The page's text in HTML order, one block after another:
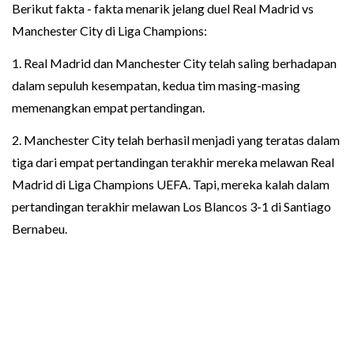
Berikut fakta - fakta menarik jelang duel Real Madrid vs
Manchester City di Liga Champions:
1. Real Madrid dan Manchester City telah saling berhadapan
dalam sepuluh kesempatan, kedua tim masing-masing
memenangkan empat pertandingan.
2. Manchester City telah berhasil menjadi yang teratas dalam
tiga dari empat pertandingan terakhir mereka melawan Real
Madrid di Liga Champions UEFA. Tapi, mereka kalah dalam
pertandingan terakhir melawan Los Blancos 3-1 di Santiago
Bernabeu.